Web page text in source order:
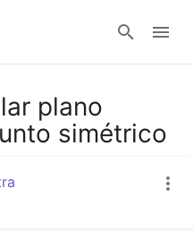
plano
simétrico